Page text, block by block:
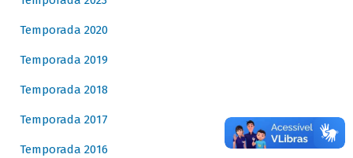
Temporada 2020
Temporada 2019
Temporada 2018
Temporada 2017
Temporada 2016